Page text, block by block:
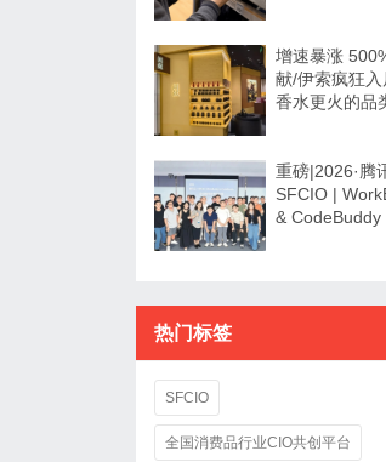
增速暴涨
献/伊索疯狂入
香水更火的品
重磅|2026·腾
SFCIO |
& CodeBuddy
热门标签
SFCIO
全国消费品行业CIO共创平台